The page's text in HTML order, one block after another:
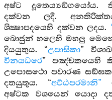
අෂ්ට දූතෙය්‍යඞ්ගයෝය.
දක්වන ලදී.
ශික්‍ෂාපදයෙහි දක්වන ලදය.
බොජුන් හලෙහි මහලු
දියයුතුය. “උපාසිකා”
විනයධරෙ” පඤ්චකයෙහි
උපොසථො පවාරණ
දතයුතුය. “අට්ඨපරමානි”
අෂ්ටක වශයෙන් යොදා